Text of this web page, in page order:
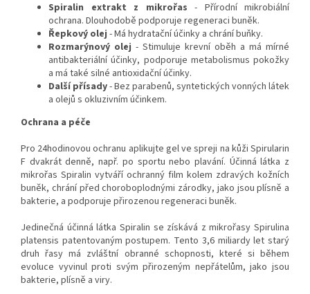
Spiralin extrakt z mikrořas - Přírodní mikrobiální
ochrana. Dlouhodobě podporuje regeneraci buněk.
Řepkový olej - Má hydratační účinky a chrání buňky.
Rozmarýnový olej - Stimuluje krevní oběh a má mírné
antibakteriální účinky, podporuje metabolismus pokožky
a má také silné antioxidační účinky.
Další přísady- Bez parabenů, syntetických vonných látek
a olejů s okluzivním účinkem.
Ochrana a péče
Pro 24hodinovou ochranu aplikujte gel ve spreji na kůži Spirularin
F dvakrát denně, např. po sportu nebo plavání. Účinná látka z
mikrořas Spiralin vytváří ochranný film kolem zdravých kožních
buněk, chrání před choroboplodnými zárodky, jako jsou plísně a
bakterie, a podporuje přirozenou regeneraci buněk.
Jedinečná účinná látka Spiralin se získává z mikrořasy Spirulina
platensis patentovaným postupem. Tento 3,6 miliardy let starý
druh řasy má zvláštní obranné schopnosti, které si během
evoluce vyvinul proti svým přirozeným nepřátelům, jako jsou
bakterie, plísně a viry.